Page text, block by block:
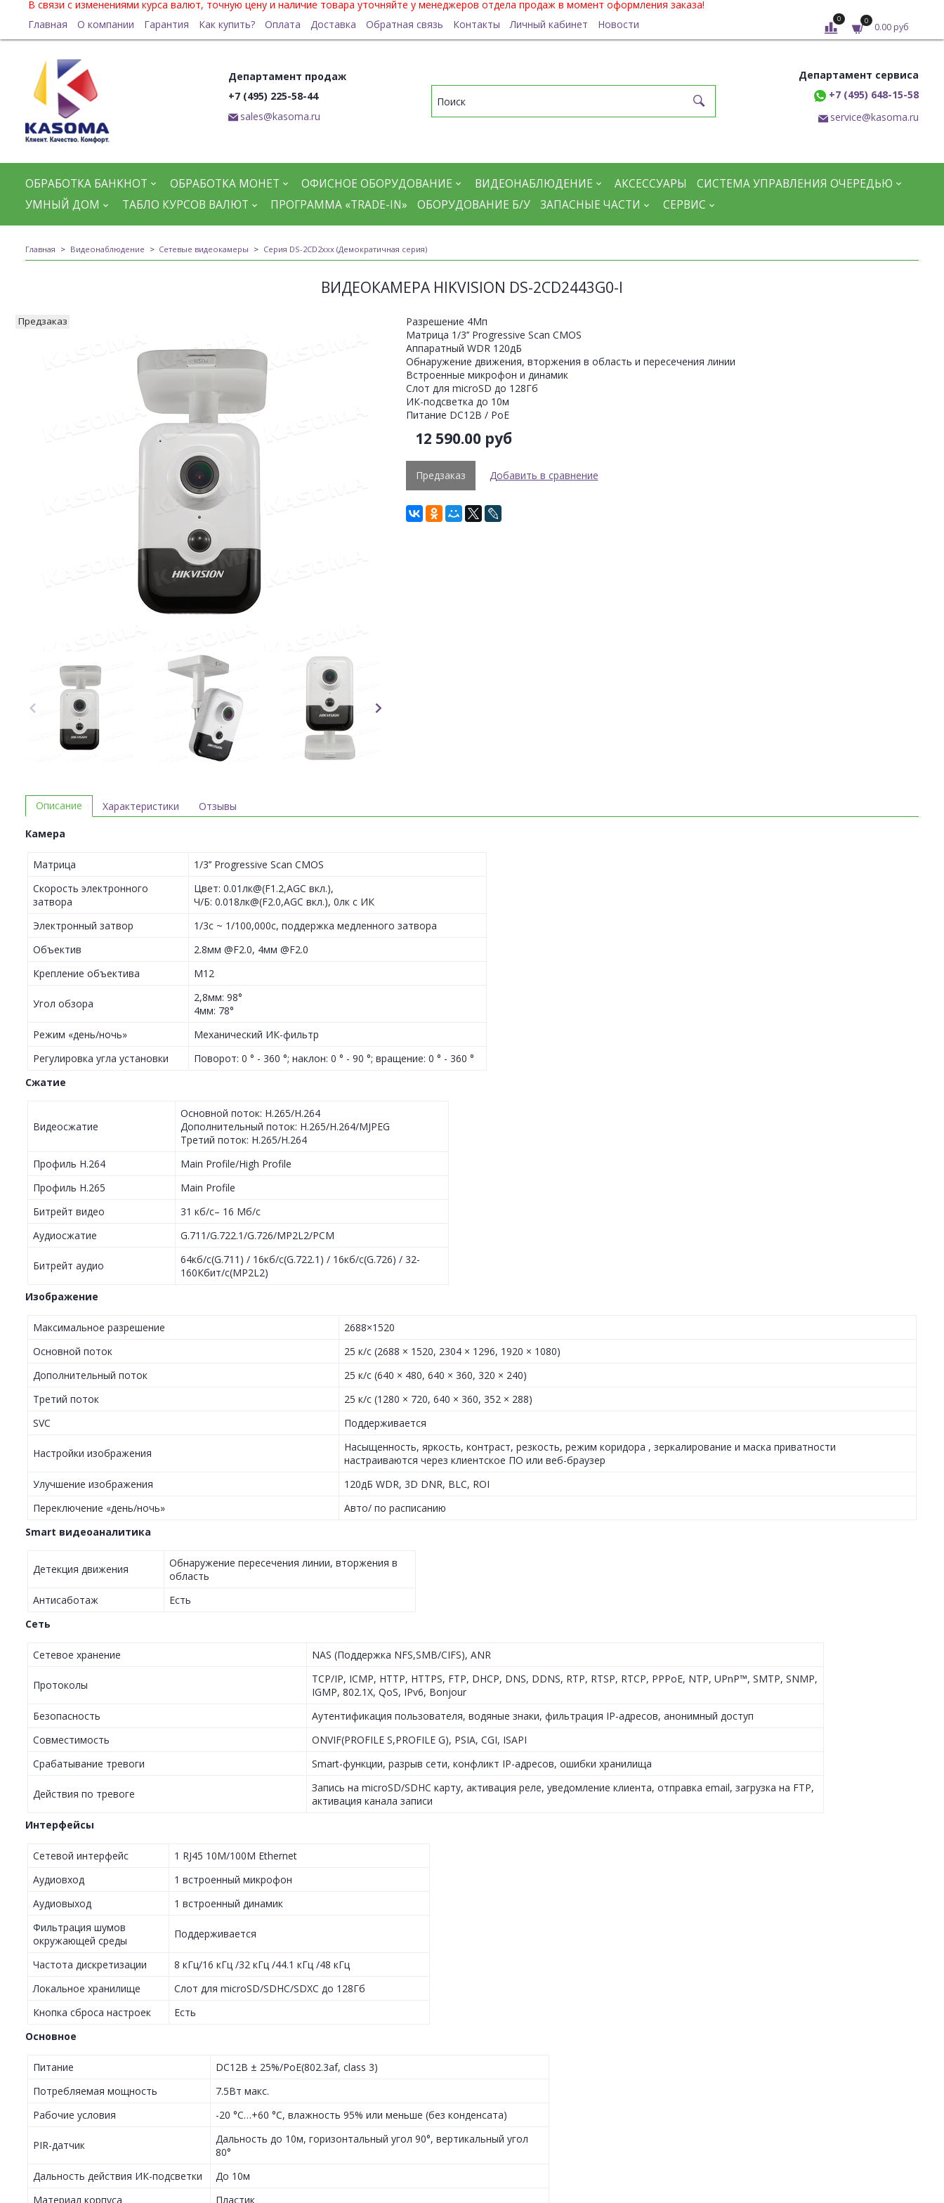
В связи с изменениями курса валют, точную цену и наличие товара уточняйте у менеджеров отдела продаж в момент оформления заказа!
Главная
О компании Гарантия Как купить? Оплата Доставка Обратная связь Контакты Личный кабинет Новости 0 0
0.00 руб
Департамент продаж
+7 (495) 225-58-44
sales@kasoma.ru
Департамент сервиса
+7 (495) 648-15-58
service@kasoma.ru
ОБРАБОТКА БАНКНОТ ОБРАБОТКА МОНЕТ ОФИСНОЕ ОБОРУДОВАНИЕ ВИДЕОНАБЛЮДЕНИЕ АКСЕССУАРЫ
СИСТЕМА УПРАВЛЕНИЯ ОЧЕРЕДЬЮ
УМНЫЙ ДОМ
ТАБЛО КУРСОВ ВАЛЮТ ПРОГРАММА «TRADE-IN» ОБОРУДОВАНИЕ Б/У ЗАПАСНЫЕ ЧАСТИ СЕРВИС
Главная Видеонаблюдение Сетевые видеокамеры Серия DS-2CD2xxx (Демократичная серия)
ВИДЕОКАМЕРА HIKVISION DS-2CD2443G0-I
Предзаказ
Разрешение 4Мп
Матрица 1/3’’ Progressive Scan CMOS
Аппаратный WDR 120дБ
Обнаружение движения, вторжения в область и пересечения линии
Встроенные микрофон и динамик
Слот для microSD до 128Гб
ИК-подсветка до 10м
Питание DC12В / PoE
12 590.00 руб
Предзаказ Добавить в сравнение
Описание
Камера
Матрица
1/3’’ Progressive Scan CMOS
Скорость электронного
затвора
Цвет: 0.01лк@(F1.2,AGC вкл.),
Ч/Б: 0.018лк@(F2.0,AGC вкл.), 0лк с ИК
Электронный затвор
1/3с ~ 1/100,000с, поддержка медленного затвора
Объектив
2.8мм @F2.0, 4мм @F2.0
Крепление объектива
M12
Угол обзора
2,8мм: 98°
4мм: 78°
Режим «день/ночь»
Механический ИК-фильтр
Регулировка угла установки
Поворот: 0 ° - 360 °; наклон: 0 ° - 90 °; вращение: 0 ° - 360 °
Сжатие
Видеосжатие
Основной поток: H.265/H.264
Дополнительный поток: H.265/H.264/MJPEG
Третий поток: H.265/H.264
Профиль H.264
Main Profile/High Profile
Профиль H.265
Main Profile
Битрейт видео
31 кб/с– 16 Мб/с
Аудиосжатие
G.711/G.722.1/G.726/MP2L2/PCM
Битрейт аудио
64кб/с(G.711) / 16кб/с(G.722.1) / 16кб/с(G.726) / 32-
160Кбит/с(MP2L2)
Изображение
Максимальное разрешение
2688×1520
Основной поток
25 к/с (2688 × 1520, 2304 × 1296, 1920 × 1080)
Дополнительный поток
25 к/с (640 × 480, 640 × 360, 320 × 240)
Третий поток
25 к/с (1280 × 720, 640 × 360, 352 × 288)
SVC
Поддерживается
Настройки изображения
Насыщенность, яркость, контраст, резкость, режим коридора , зеркалирование и маска приватности
настраиваются через клиентское ПО или веб-браузер
Улучшение изображения
120дБ WDR, 3D DNR, BLC, ROI
Переключение «день/ночь»
Авто/ по расписанию
Smart видеоаналитика
Детекция движения
Обнаружение пересечения линии, вторжения в
область
Антисаботаж
Есть
Сеть
Сетевое хранение NAS (Поддержка NFS,SMB/CIFS), ANR
Протоколы
TCP/IP, ICMP, HTTP, HTTPS, FTP, DHCP, DNS, DDNS, RTP, RTSP, RTCP, PPPoE, NTP, UPnP™, SMTP, SNMP,
IGMP, 802.1X, QoS, IPv6, Bonjour
Безопасность
Аутентификация пользователя, водяные знаки, фильтрация IP-адресов, анонимный доступ
Совместимость
ONVIF(PROFILE S,PROFILE G), PSIA, CGI, ISAPI
Срабатывание тревоги
Smart-функции, разрыв сети, конфликт IP-адресов, ошибки хранилища
Действия по тревоге
Запись на microSD/SDHC карту, активация реле, уведомление клиента, отправка email, загрузка на FTP,
активация канала записи
Интерфейсы
Сетевой интерфейс
1 RJ45 10M/100M Ethernet
Аудиовход
1 встроенный микрофон
Аудиовыход
1 встроенный динамик
Фильтрация шумов
окружающей среды
Поддерживается
Частота дискретизации
8 кГц/16 кГц /32 кГц /44.1 кГц /48 кГц
Локальное хранилище
Слот для microSD/SDHC/SDXC до 128Гб
Кнопка сброса настроек
Есть
Основное
Питание
DC12В ± 25%/PoE(802.3af, class 3)
Потребляемая мощность
7.5Вт макс.
Рабочие условия
-20 °C…+60 °C, влажность 95% или меньше (без конденсата)
PIR-датчик
Дальность до 10м, горизонтальный угол 90°, вертикальный угол
80°
Дальность действия ИК-подсветки
До 10м
Материал корпуса
Пластик
Характеристики Отзывы